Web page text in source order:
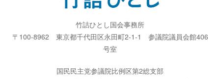
竹詰ひとし国会事務所
〒100-8962
東京都千代田区永田町2-1-1
参議院議員会館406
号室
国民民主党参議院比例区第2総支部